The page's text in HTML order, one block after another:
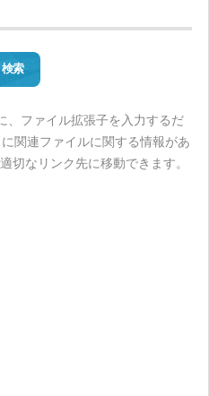
検索
、ファイル拡張子を入力するだ
関連ファイルに関する情報があ
切なリンク先に移動できます。